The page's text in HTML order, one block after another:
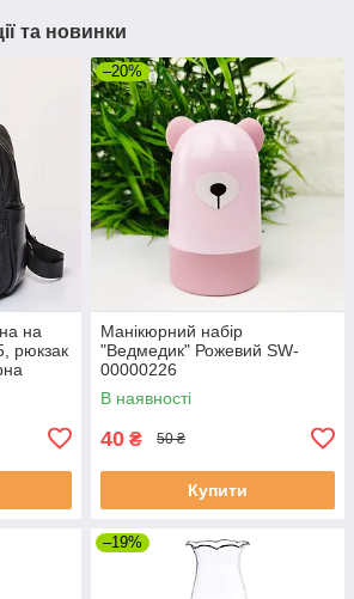
та новинки
на
рюкзак
–20%
Манікюрний набір
"Ведмедик" Рожевий SW-
00000226
В наявності
40 ₴ 50 ₴
Купити
–19%